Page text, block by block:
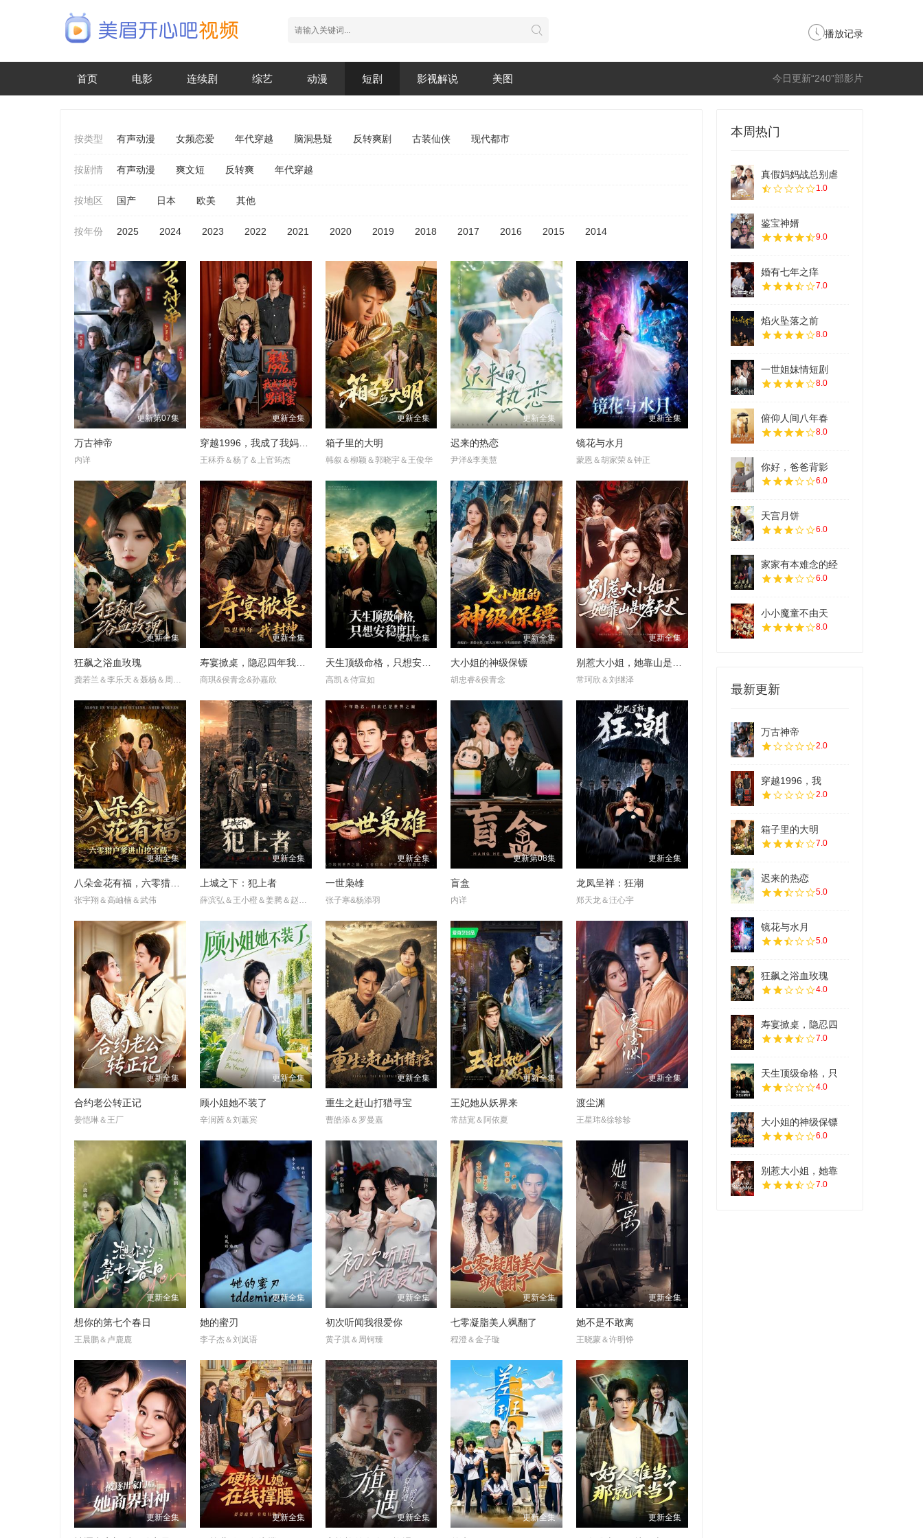
播放记录
今日更新“240”部影片
首页 电影 连续剧 综艺 动漫 短剧 影视解说 美图
按类型 有声动漫 女频恋爱 年代穿越 脑洞悬疑 反转爽剧 古装仙侠 现代都市
按剧情 有声动漫 爽文短 反转爽 年代穿越
按地区 国产 日本 欧美 其他
按年份 2025 2024 2023 2022 2021 2020 2019 2018 2017 2016 2015 2014
更新第07集
万古神帝
内详
更新全集
穿越1996，我成了我妈男闺蜜
王秝乔＆杨了＆上官筠杰
更新全集
箱子里的大明
韩叙＆柳颖＆郭晓宇＆王俊华
更新全集
迟来的热恋
尹洋&李美慧
更新全集
镜花与水月
蒙恩＆胡家荣＆钟正
更新全集
狂飙之浴血玫瑰
龚若兰＆李乐天＆聂杨＆周梓言
更新全集
寿宴掀桌，隐忍四年我封神
商琪&侯青念&孙嘉欣
更新全集
天生顶级命格，只想安稳度日
高凯＆侍宣如
更新全集
大小姐的神级保镖
胡忠睿&侯青念
更新全集
别惹大小姐，她靠山是哮天犬
常珂欣＆刘继泽
更新全集
张宇翔＆高岫楠＆武伟
更新全集
上城之下：犯上者
更新全集
一世枭雄
张子寒&杨添羽
更新第08集
盲盒
内详
更新全集
龙凤呈祥：狂潮
郑天龙＆汪心宇
更新全集
合约老公转正记
姜恺琳＆王厂
更新全集
顾小姐她不装了
辛润茜＆刘蕙宾
更新全集
重生之赶山打猎寻宝
曹皓添＆罗曼嘉
更新全集
王妃她从妖界来
常喆宽＆阿依夏
更新全集
渡尘渊
王星玮&徐轸轸
更新全集
想你的第七个春日
王晨鹏＆卢鹿鹿
更新全集
她的蜜刃
李子杰＆刘岚语
更新全集
初次听闻我很爱你
黄子淇＆周钶臻
更新全集
七零凝脂美人飒翻了
程澄＆金子璇
更新全集
她不是不敢离
王晓蒙＆许明铮
更新全集 更新全集 更新全集 更新全集 更新全集
本周热门
真假妈妈战总别虐
1.0
鉴宝神婿
9.0
婚有七年之痒
7.0
焰火坠落之前
8.0
一世姐妹情短剧
8.0
俯仰人间八年春
8.0
你好，爸爸背影
6.0
天宫月饼
6.0
家家有本难念的经
6.0
小小魔童不由天
8.0
最新更新
万古神帝
2.0
穿越1996，我
2.0
箱子里的大明
7.0
迟来的热恋
5.0
镜花与水月
5.0
狂飙之浴血玫瑰
4.0
寿宴掀桌，隐忍四
7.0
天生顶级命格，只
4.0
大小姐的神级保镖
6.0
别惹大小姐，她靠
7.0